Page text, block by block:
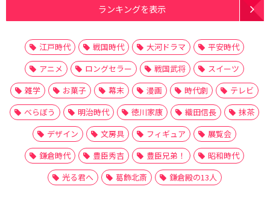
ランキングを表示
江戸時代 戦国時代 大河ドラマ
平安時代
アニメ
ロングセラー 戦国武将
スイーツ
雑学
お菓子 幕末 漫画 時代劇
テレビ
べらぼう
明治時代 徳川家康 織田信長
抹茶
デザイン
文房具 フィギュア
展覧会
鎌倉時代
豊臣秀吉 豊臣兄弟！
昭和時代
光る君へ
葛飾北斎 鎌倉殿の13人